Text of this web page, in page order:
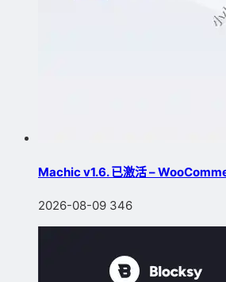
Machic v1.6. 已激活 –
2026-08-09 346